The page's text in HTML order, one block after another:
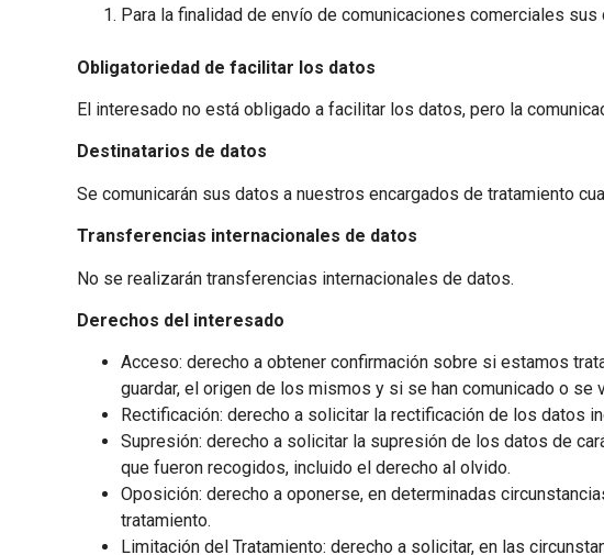
Para la finalidad de envío de comunicaciones comerciales
Obligatoriedad de facilitar los datos
El interesado no está obligado a facilitar los datos, pero la
Destinatarios de datos
Se comunicarán sus datos a nuestros encargados de tratamiento
Transferencias internacionales de datos
No se realizarán transferencias internacionales de datos.
Derechos del interesado
Acceso: derecho a obtener confirmación sobre si estamos
guardar, el origen de los mismos y si se han comunicado o se
Rectificación: derecho a solicitar la rectificación de los datos
Supresión: derecho a solicitar la supresión de los datos de
que fueron recogidos, incluido el derecho al olvido.
Oposición: derecho a oponerse, en determinadas
tratamiento.
Limitación del Tratamiento: derecho a solicitar, en las